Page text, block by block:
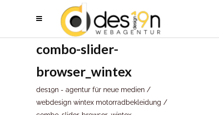
combo-slider-
browser_wintex
des19n - agentur für neue medien /
webdesign wintex motorradbekleidung /